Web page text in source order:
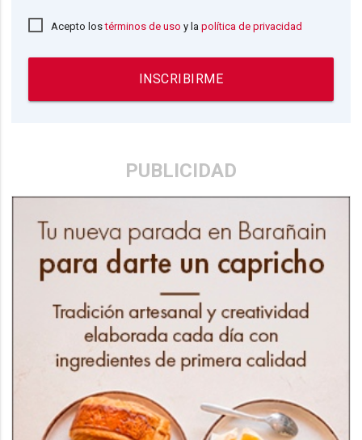
Acepto lostérminos de uso y lapolítica de privacidad
INSCRIBIRME
PUBLICIDAD